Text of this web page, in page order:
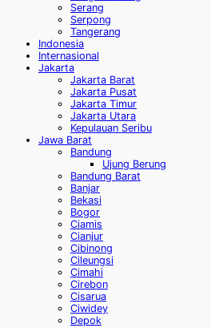
Serang
Serpong
Tangerang
Indonesia
Internasional
Jakarta
Jakarta Barat
Jakarta Pusat
Jakarta Timur
Jakarta Utara
Kepulauan Seribu
Jawa Barat
Bandung
Ujung Berung
Bandung Barat
Banjar
Bekasi
Bogor
Ciamis
Cianjur
Cibinong
Cileungsi
Cimahi
Cirebon
Cisarua
Ciwidey
Depok